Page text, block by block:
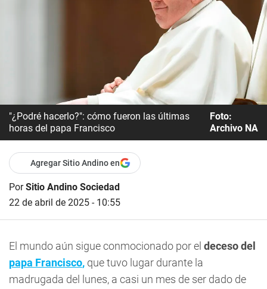
"¿Podré hacerlo?": cómo fueron las últimas
horas del papa Francisco
Foto:
Archivo NA
Agregar Sitio Andino en
PorSitio Andino Sociedad
22 de abril de 2025 - 10:55
El mundo aún sigue conmocionado por el deceso del
papa Francisco, que tuvo lugar durante la
madrugada del lunes, a casi un mes de ser dado de